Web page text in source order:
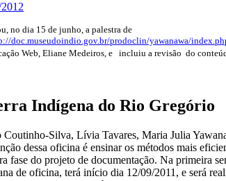
no dia 15 de junho, a palestra de
doc.museudoindio.gov.br/prodoclin/yawanawa/
Web, Eliane Medeiros, e incluiu a revisão do
Indígena do Rio Gregório
Silva, Lívia Tavares, Maria Julia
dessa oficina é ensinar os métodos mais
fase do projeto de documentação. Na primeira
de oficina, terá início dia 12/09/2011, e será